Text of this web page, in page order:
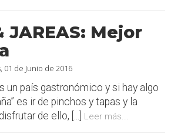
JAREAS: Mejor
01 de Junio de 2016
un país gastronómico y si hay algo
es ir de pinchos y tapas y la
de ello, [...] Leer más...